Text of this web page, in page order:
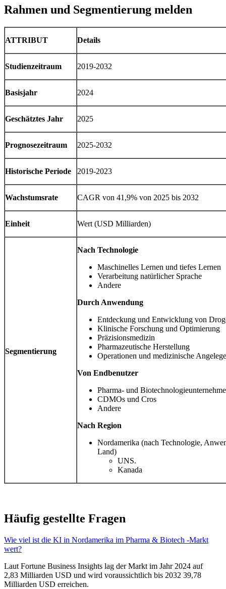
Rahmen und Segmentierung melden
ATTRIBUT Details
Studienzeitraum 2019-2032
Basisjahr 2024
Geschätztes Jahr 2025
Prognosezeitraum 2025-2032
Historische Periode 2019-2023
Wachstumsrate CAGR von 41,9% von 2025 bis 2032
Einheit Wert (USD Milliarden)
Segmentierung
Nach Technologie
Maschinelles Lernen und tiefes Lernen
Verarbeitung natürlicher Sprache
Andere
Durch Anwendung
Entdeckung und Entwicklung von
Klinische Forschung und Optimierung
Präzisionsmedizin
Pharmazeutische Herstellung
Operationen und medizinische
Von Endbenutzer
Pharma- und
CDMOs und Cros
Andere
Nach Region
Nordamerika (nach Technologie,
Land)
UNS.
Kanada
Häufig gestellte Fragen
Wie viel ist die KI in Nordamerika im Pharma & Biotech -Markt
wert?
Laut Fortune Business Insights lag der Markt im Jahr 2024 auf
2,83 Milliarden USD und wird voraussichtlich bis 2032 39,78
Milliarden USD erreichen.